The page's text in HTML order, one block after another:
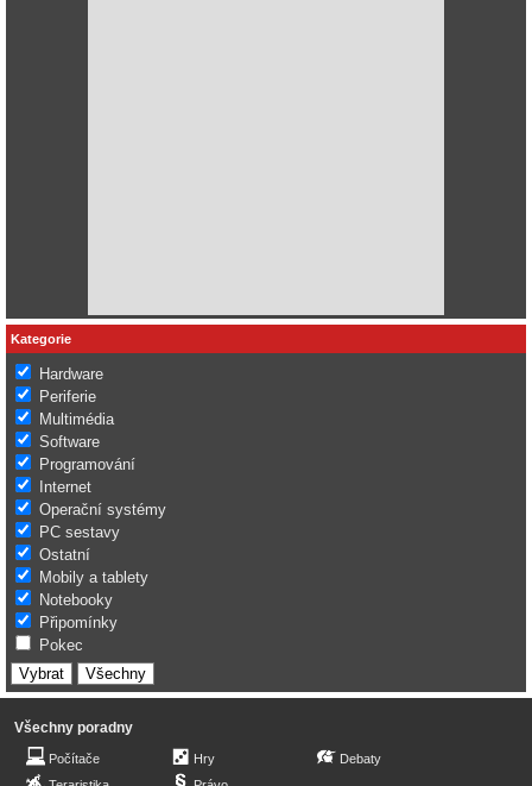
Kategorie
Hardware
Periferie
Multimédia
Software
Programování
Internet
Operační systémy
PC sestavy
Ostatní
Mobily a tablety
Notebooky
Připomínky
Pokec
Všechny poradny
Počítače
Hry
Debaty